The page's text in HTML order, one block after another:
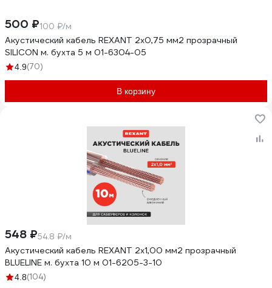
500 ₽100 ₽/м
Акустический кабель REXANT 2х0,75 мм2 прозрачный
SILICON м. бухта 5 м 01-6304-05
4.9(70)
В корзину
548 ₽54.8 ₽/м
Акустический кабель REXANT 2х1,00 мм2 прозрачный
BLUELINE м. бухта 10 м 01-6205-3-10
4.8(104)